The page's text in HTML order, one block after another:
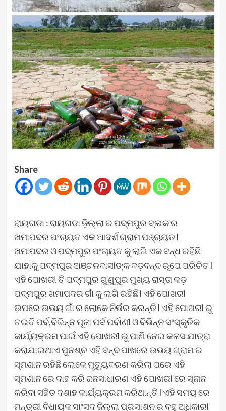
Share
ରାୟଗଡା : ରାୟଗଡା ଜ଼ିଲ୍ଲା ର ପଦ୍ମପୁର ବ୍ଲକ ର
ଖମାପଦର ପଂଚାୟତ ଏକ ଆଦର୍ଶ ଗ୍ରାମ ପଞ୍ଚାୟତ l
ଖମାପଦର ଓ ପଦ୍ମପୁର ପଂଚାୟତ କୁ ଲାଗି ଏକ ବନ୍ଧ ରହିଛି
ଯାହାକୁ ପଦ୍ମପୁର ଅଞ୍ଚଳବାସୀଙ୍କ ବଡ଼ବନ୍ଦ ରୂପେ ପରିଚିତ l
ଏହି ପୋଖରୀ ତି ପଦ୍ମପୁର ଗୁଣୁପୁର ମୁଖ୍ୟ ରାସ୍ତା କଡ଼
ପଦ୍ମପୁର ଖମାପଦର ଗାଁ କୁ ଲାଗି ରହିଛି l ଏହି ପୋଖରୀ
ଉପରେ ଉଭୟ ଗାଁ ର ଲୋକେ ନିର୍ଭର କରନ୍ତି l ଏହି ପୋଖରୀ ରୁ
ଚଇତି ପର୍ବ,ବିଭିନ୍ନ ପୂଜା ପର୍ବ ପର୍ବାଣୀ ଓ ବିଭିନ୍ନ ସଂସ୍କୃତିକ
କାର୍ଯ୍ୟକ୍ରମ ପାଇଁ ଏହି ପୋଖରୀ ରୁ ପାଣି ନେଇ କଳସ ଯାତ୍ରା
କରାଯାଇଥାଏ ପୁନଶ୍ଚ ଏହି ବନ୍ଦ ପାଖରେ ଉଭୟ ଗ୍ରାମ ର
ସ୍ମଶାନ ରହିଛି ଲୋକେ ମୃତ୍ୟୁବରଣ କରିଲା ପରେ ଏହି
ସ୍ମଶାନ ରେ ଦାହ କରି ଜନସାଧାରଣ ଏହି ପୋଖରୀ ରେ ସ୍ନାନ
କରିବା ସହିତ ଦଶାହ କାର୍ଯ୍ୟକ୍ରମ କରିଥାନ୍ତି l ଏହି ସମୟ ରେ
ମନ୍ତ୍ରୀ ବିଧାୟକ ସାଂସଦ ଜ଼ିଲ୍ଲା ପ୍ରସାଶନ ର ବହୁ ଅଧିକାରୀ